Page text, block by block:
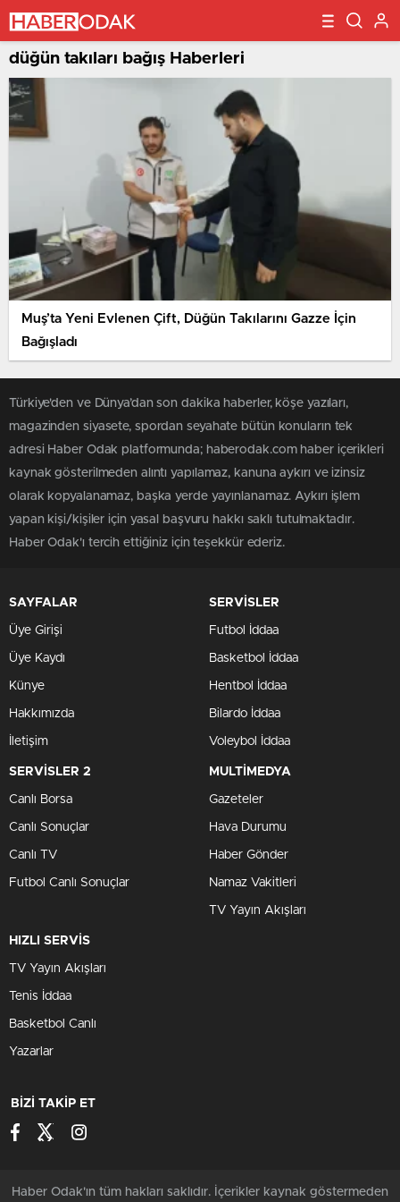
düğün takıları bağış Haberleri
Muş’ta Yeni Evlenen Çift, Düğün Takılarını Gazze İçin
Bağışladı
Türkiye'den ve Dünya’dan son dakika haberler, köşe yazıları,
magazinden siyasete, spordan seyahate bütün konuların tek
adresi Haber Odak platformunda; haberodak.com haber içerikleri
kaynak gösterilmeden alıntı yapılamaz, kanuna aykırı ve izinsiz
olarak kopyalanamaz, başka yerde yayınlanamaz. Aykırı işlem
yapan kişi/kişiler için yasal başvuru hakkı saklı tutulmaktadır.
Haber Odak'ı tercih ettiğiniz için teşekkür ederiz.
SAYFALAR
Üye Girişi
Üye Kaydı
Künye
Hakkımızda
İletişim
SERVİSLER
Futbol İddaa
Basketbol İddaa
Hentbol İddaa
Bilardo İddaa
Voleybol İddaa
SERVİSLER 2
Canlı Borsa
Canlı Sonuçlar
Canlı TV
Futbol Canlı Sonuçlar
MULTİMEDYA
Gazeteler
Hava Durumu
Haber Gönder
Namaz Vakitleri
TV Yayın Akışları
HIZLI SERVİS
TV Yayın Akışları
Tenis İddaa
Basketbol Canlı
Yazarlar
BİZİ TAKİP ET
Haber Odak'ın tüm hakları saklıdır. İçerikler kaynak göstermeden